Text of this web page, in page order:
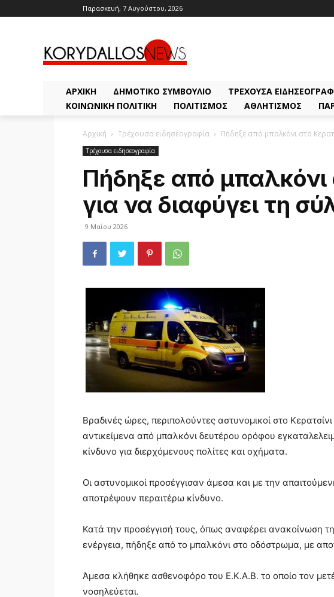
Παρασκευή, 7 Αυγούστου, 2026
ΑΡΧΙΚΗ ΔΗΜΟΤΙΚΌ ΣΥΜΒΟΎΛΙΟ ΤΡΈΧΟΥΣΑ
ΚΟΙΝΩΝΙΚΉ ΠΟΛΙΤΙΚΉ
ΠΟΛΙΤΙΣΜΌΣ ΑΘΛΗΤΙΣΜΌΣ
Αρχική Τρέχουσα ειδησεογραφία Πήδηξε από μπαλκόνι στο
Τρέχουσα ειδησεογραφία
Πήδηξε από μπαλκόνι
για να διαφύγει τη
9 Μαΐου 2026
Βραδινές ώρες, περιπολούντες αστυνομικοί στο
αντικείμενα από μπαλκόνι δευτέρου ορόφου
κίνδυνο για διερχόμενους πολίτες και οχήματα.
Οι αστυνομικοί προσέγγισαν άμεσα και με την
αποτρέψουν περαιτέρω κίνδυνο.
Κατά την προσέγγισή τους, όπως αναφέρει ανακοίνωση
ενέργεια, πήδηξε από το μπαλκόνι στο οδόστρωμα, με
Άμεσα κλήθηκε ασθενοφόρο του Ε.Κ.Α.Β. το οποίο τον
νοσηλεύεται.